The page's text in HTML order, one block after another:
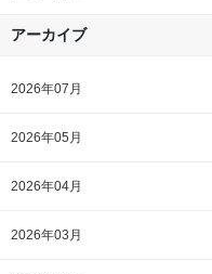
アーカイブ
2026年07月
2026年05月
2026年04月
2026年03月